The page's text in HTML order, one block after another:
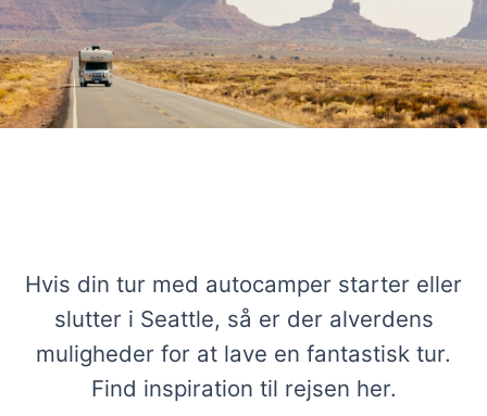
Hvis din tur med autocamper starter eller
slutter i Seattle, så er der alverdens
muligheder for at lave en fantastisk tur.
Find inspiration til rejsen her.